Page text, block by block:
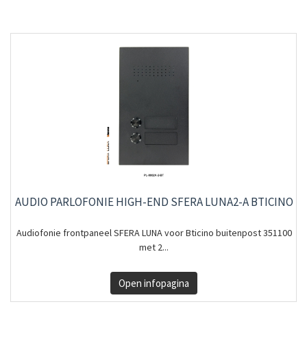
AUDIO PARLOFONIE HIGH-END SFERA LUNA2-A BTICINO
Audiofonie frontpaneel SFERA LUNA voor Bticino buitenpost 351100
met 2...
Open infopagina